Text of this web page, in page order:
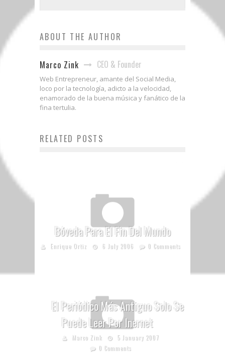
ABOUT THE AUTHOR
Marco Zink CEO & Founder
Web Entrepreneur, amante del Social Media,
loco por la tecnología, adicto a la velocidad,
enamorado de la buena música y fanático de la
fina tertulia.
RELATED POSTS
Bóveda Para El Fin Del Mundo
Enrique Ortiz 6 July 2006 0 Comments
El Periódico Más Antiguo Solo Se
Puede Leer Por Inernet
Marco Zink
5 January 2007
0 Comments